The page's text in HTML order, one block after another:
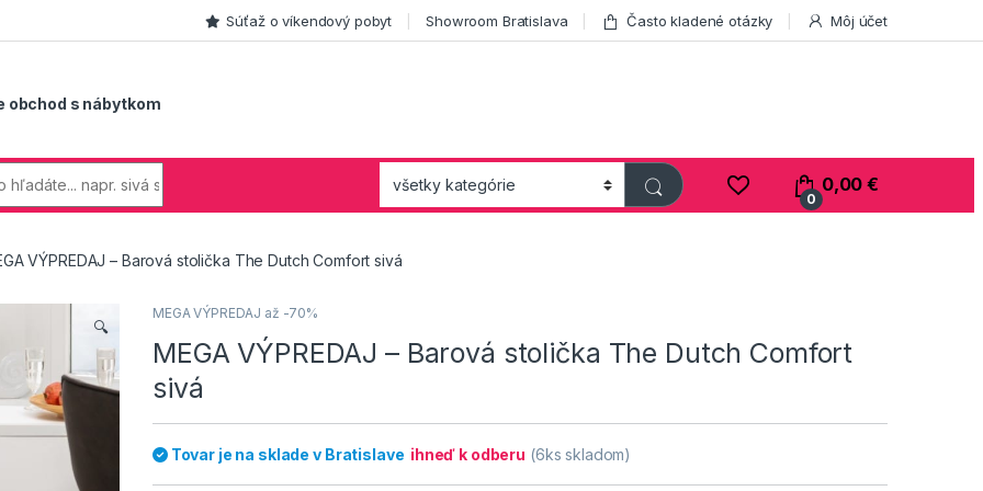
Súťaž o víkendový pobyt Showroom Bratislava Často kladené otázky Môj účet
obchod s nábytkom
0
0,00€
VÝPREDAJ – Barová stolička The Dutch Comfort sivá
🔍
MEGA VÝPREDAJ až -70%
MEGA VÝPREDAJ – Barová stolička The Dutch Comfort
sivá
Tovar je na sklade v Bratislave ihneď k odberu (6ks skladom)